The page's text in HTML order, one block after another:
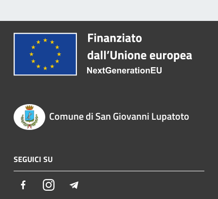
Comune di San Giovanni Lupatoto
SEGUICI SU
FacebookInstagram